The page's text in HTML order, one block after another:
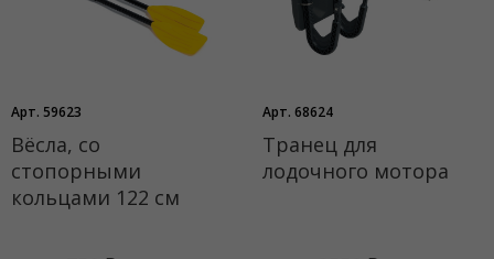
Арт. 59623
Вёсла, со
стопорными
кольцами 122 см
Арт. 68624
Транец для
лодочного мотора